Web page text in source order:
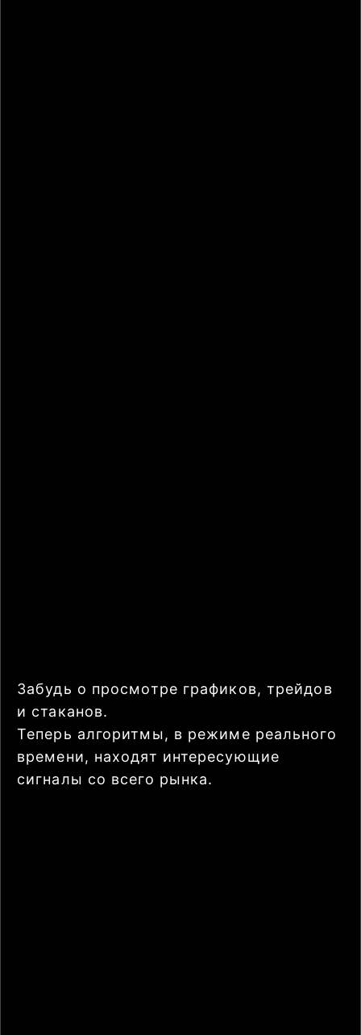
Забудь о просмотре графиков, трейдов
и стаканов.
Теперь алгоритмы, в режиме реального
времени, находят интересующие
сигналы со всего рынка.